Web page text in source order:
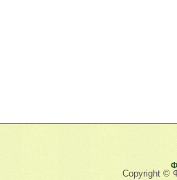
Copyright ©